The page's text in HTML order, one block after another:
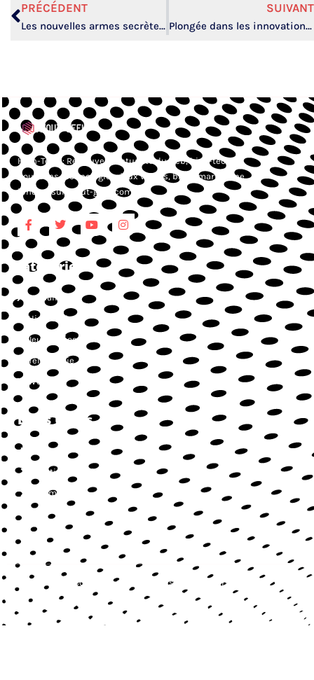
PRÉCÉDENT
Les nouvelles armes secrètes de la cybersécurité high-tech dévoilées !
SUIVANT
Plongée dans les innovations high-tech qui redessinent notre futur.
High-Tech : Retrouvez l’actualité du web, high-tech,
nouvelles technologies, jeux vidéos, blog smartphone,
iphone, sur Atout-geek.com.
Catégories
Actualités
High-Tech
Jeux vidéos
Téléphonie
Web
Liens Utiles
Contact
Mentions légales
Sitemap
Copyright © 2022 | Tous droits réservés.